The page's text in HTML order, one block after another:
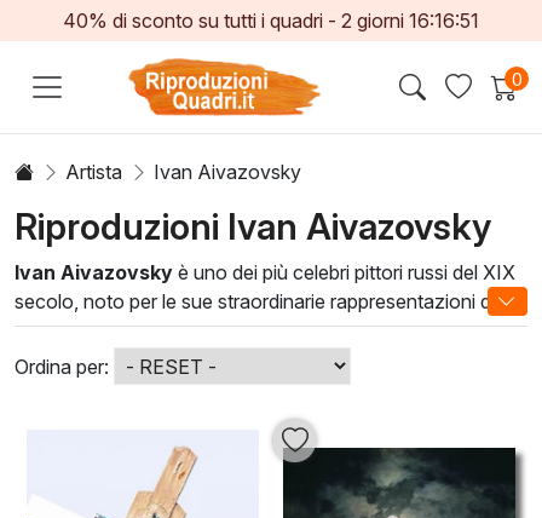
40% di sconto su tutti i quadri - 2 giorni 16:16:49
0
Artista Ivan Aivazovsky
Riproduzioni Ivan Aivazovsky
Ivan Aivazovsky è uno dei più celebri pittori russi del XIX
secolo, noto per le sue straordinarie rappresentazioni di
paesaggi marini. Le sue opere catturano l'essenza della
luce e del movimento dell'acqua, portando lo spettatore in
un viaggio attraverso tempeste furiose e serene albe.
Aivazovsky ha masterato la tecnica dell'olio su tela,
utilizzando una tavolozza vibrante per creare effetti di
riflessione e profondità.
Le tele di Aivazovsky non sono solo opere d'arte; sono
Ordina per: